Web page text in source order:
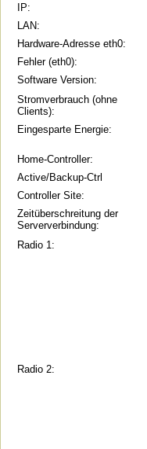
IP:
LAN:
Hardware-Adresse eth0:
Fehler (eth0):
Software Version:
Stromverbrauch (ohne
Clients):
Eingesparte Energie:
Home-Controller:
Active/Backup-Ctrl
Controller Site:
Zeitüberschreitung der
Serververbindung:
Radio 1:
Radio 2: